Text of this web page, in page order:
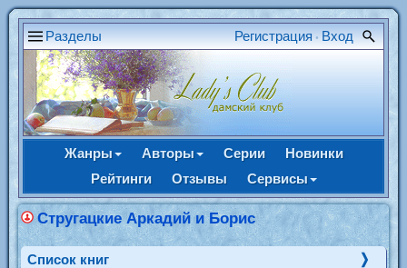
Разделы Регистрация • Вход
Жанры Авторы Серии
Новинки
Рейтинги
Отзывы Сервисы
Стругацкие Аркадий и Борис
Cписок книг